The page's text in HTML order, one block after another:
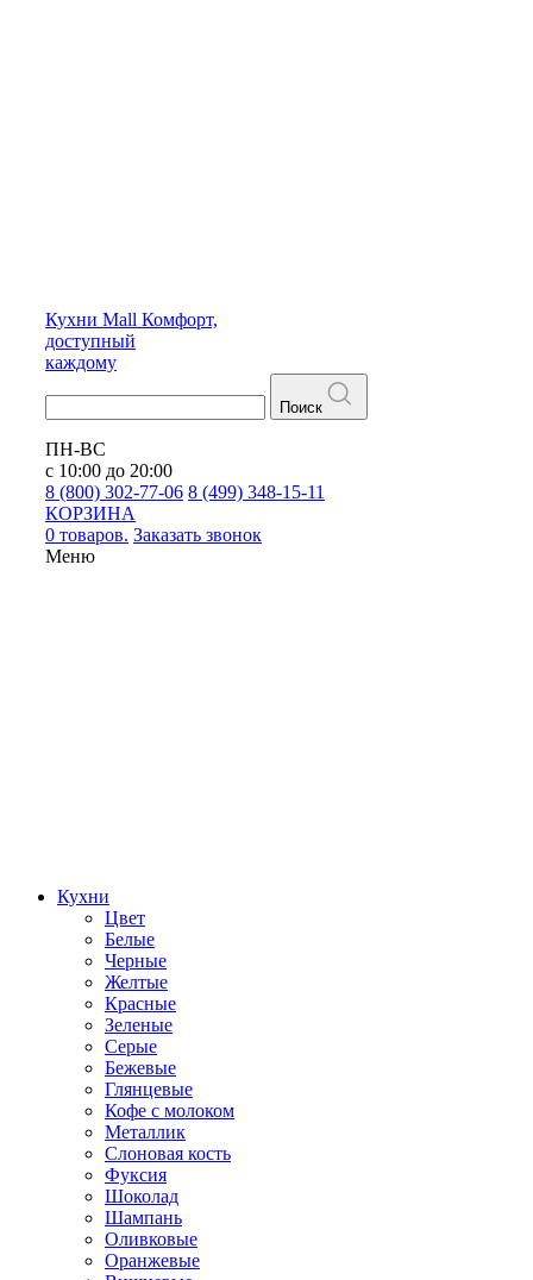
Кухни Mall Комфорт,
доступный
каждому
Поиск
ПН-ВС
с 10:00 до 20:00
8 (800) 302-77-06 8 (499) 348-15-11
КОРЗИНА
0 товаров. Заказать звонок
Меню
Кухни
Цвет
Белые
Черные
Желтые
Красные
Зеленые
Серые
Бежевые
Глянцевые
Кофе с молоком
Металлик
Слоновая кость
Фуксия
Шоколад
Шампань
Оливковые
Оранжевые